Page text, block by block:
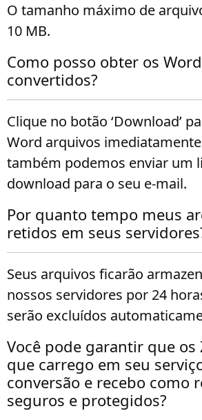
O tamanho máximo de
10 MB.
Como posso obter os
convertidos?
Clique no botão ‘Download’
Word arquivos
também podemos enviar um
download para o seu e-mail.
Por quanto tempo meus
retidos em seus
Seus arquivos ficarão
nossos servidores por 24
serão excluídos
Você pode garantir que os
que carrego em seu
conversão e recebo como
seguros e protegidos?